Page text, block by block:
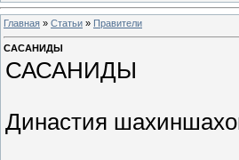
Главная » Статьи » Правители
САСАНИДЫ
САСАНИДЫ
Династия